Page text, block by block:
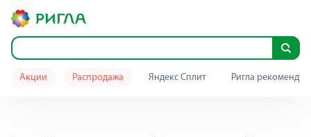
Акции Распродажа Яндекс Сплит Ригла